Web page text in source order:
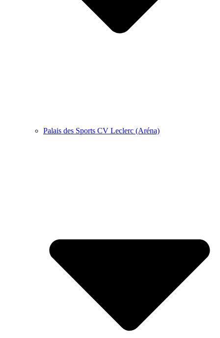
Palais des Sports CV Leclerc (Aréna)